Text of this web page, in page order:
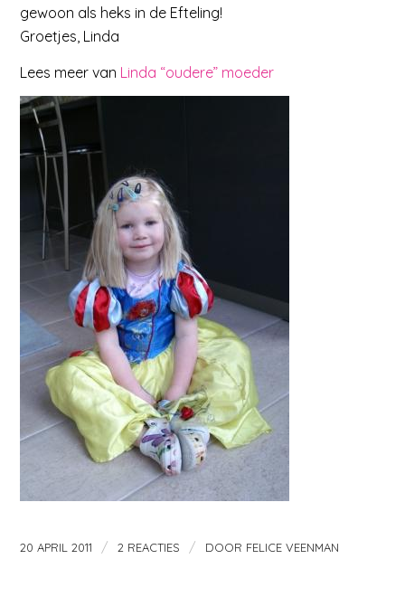
gewoon als heks in de Efteling!
Groetjes, Linda
Lees meer van Linda “oudere” moeder
20 APRIL 2011 / 2 REACTIES / DOOR FELICE VEENMAN